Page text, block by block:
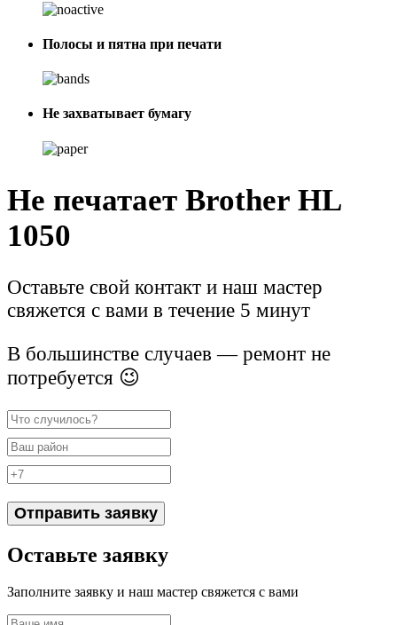
Полосы и пятна при печати
Не захватывает бумагу
Не печатает Brother HL
1050
Оставьте свой контакт и наш мастер
свяжется с вами в течение 5 минут
В большинстве случаев — ремонт не
потребуется 😉
Отправить заявку
Оставьте заявку
Заполните заявку и наш мастер свяжется с вами